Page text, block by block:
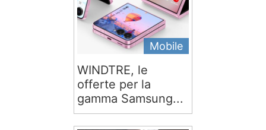
Mobile
WINDTRE, le
offerte per la
gamma Samsung...